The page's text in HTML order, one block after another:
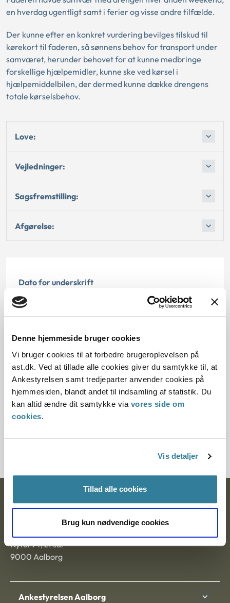
Denne hjemmeside bruger cookies
Vi bruger cookies til at forbedre brugeroplevelsen på
ast.dk. Ved at tillade alle cookies giver du samtykke til, at
Ankestyrelsen samt tredjeparter anvender cookies på
hjemmesiden, blandt andet til indsamling af statistik. Du
kan altid ændre dit samtykke via vores side om
cookies.
Vis detaljer
Tillad alle cookies
Brug kun nødvendige cookies
en hverdag ugentligt samt i ferier og visse andre tilfælde.
Der kunne efter en konkret vurdering bevilges tilskud til
kørekort til faderen, så sønnens behov for transport under
samværet, herunder behovet for at kunne medbringe
forskellige hjælpemidler, kunne ske ved kørsel i
hjælpemiddelbilen, der dermed kunne dække drengens
totale kørselsbehov.
Love:
Vejledninger:
Sagsfremstilling:
Afgørelse:
Dato for underskrift
05.12.2003
10.07.2013
Paragraf
§ 11 § 10 § 99 § 114
Journalnummer
3000027-03
Ankestyrelsen
Nytorv 7, 2. sal
9000 Aalborg
Ankestyrelsen Aalborg